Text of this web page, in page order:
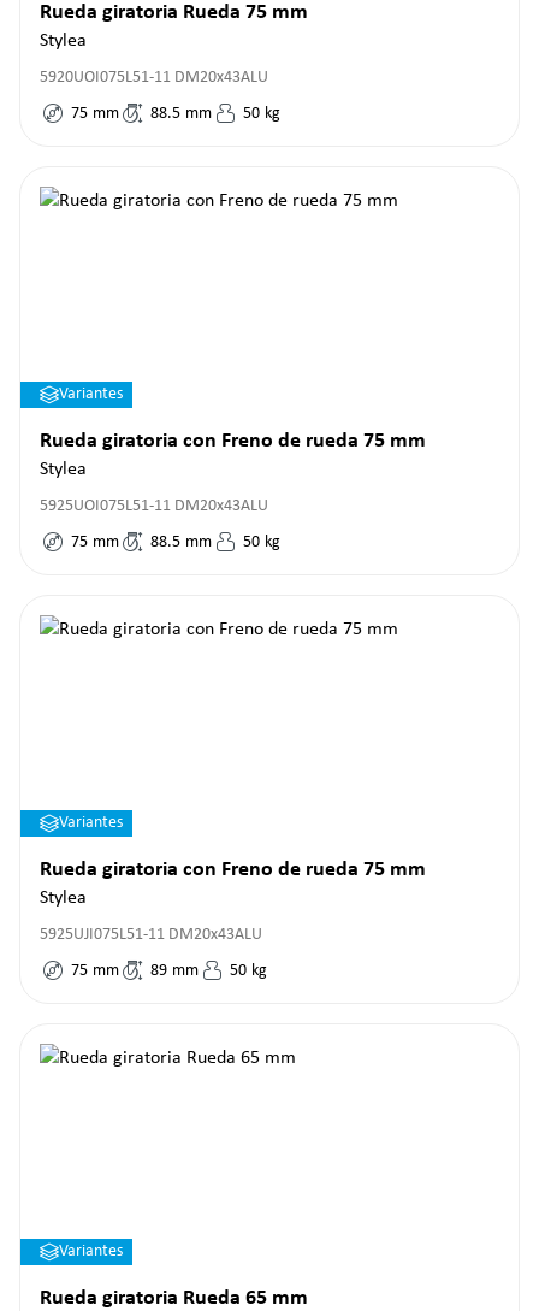
Rueda giratoria Rueda 75 mm
Stylea
5920UOI075L51-11 DM20x43ALU
75 mm 88.5 mm 50 kg
Variantes
Rueda giratoria con Freno de rueda 75 mm
Stylea
5925UOI075L51-11 DM20x43ALU
75 mm 88.5 mm 50 kg
Variantes
Rueda giratoria con Freno de rueda 75 mm
Stylea
5925UJI075L51-11 DM20x43ALU
75 mm 89 mm 50 kg
Variantes
Rueda giratoria Rueda 65 mm